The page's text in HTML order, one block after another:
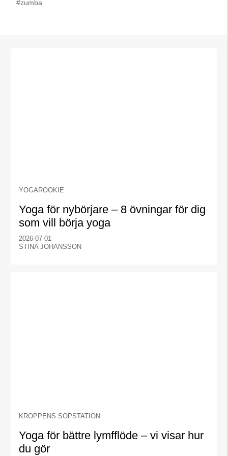
#zumba
YOGAROOKIE
Yoga för nybörjare – 8 övningar för dig
som vill börja yoga
2026-07-01
STINA JOHANSSON
KROPPENS SOPSTATION
Yoga för bättre lymfflöde – vi visar hur
du gör